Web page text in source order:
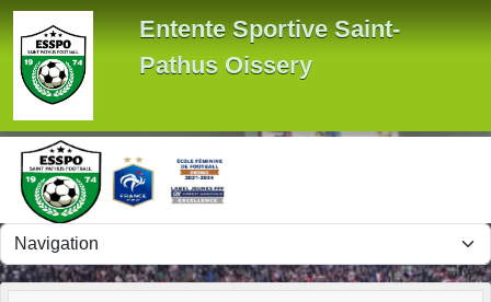
Entente Sportive Saint-
Pathus Oissery
Panneau de gestion des cookies